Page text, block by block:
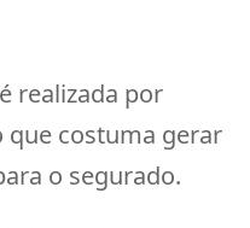
realizada por
que costuma gerar
o segurado.